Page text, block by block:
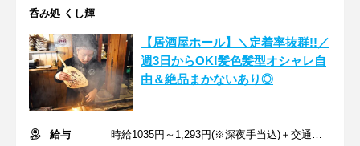
呑み処 くし輝
【居酒屋ホール】＼定着率抜群!!／
週3日からOK!髪色髪型オシャレ自
由＆絶品まかないあり◎
給与
時給1035円～1,293円(※深夜手当込)＋交通費支給